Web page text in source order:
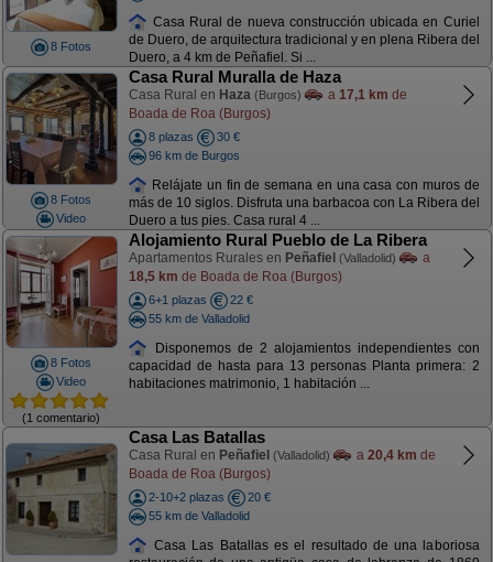
8 Fotos
Casa Rural de nueva construcción ubicada en Curiel
de Duero, de arquitectura tradicional y en plena Ribera del
Duero, a 4 km de Peñafiel. Si ...
8 Fotos
Video
Casa Rural Muralla de Haza
Casa Rural en Haza (Burgos) a 17,1 km de
Boada de Roa (Burgos)
8 plazas
30 €
96 km de Burgos
Relájate un fin de semana en una casa con muros de
más de 10 siglos. Disfruta una barbacoa con La Ribera del
Duero a tus pies. Casa rural 4 ...
8 Fotos
Video
(1 comentario)
Alojamiento Rural Pueblo de La Ribera
Apartamentos Rurales en Peñafiel (Valladolid)
a
18,5 km de Boada de Roa (Burgos)
6+1 plazas
22 €
55 km de Valladolid
Disponemos de 2 alojamientos independientes con
capacidad de hasta para 13 personas Planta primera: 2
habitaciones matrimonio, 1 habitación ...
Casa Las Batallas
Casa Rural en Peñafiel (Valladolid) a 20,4 km de
Boada de Roa (Burgos)
2-10+2 plazas
20 €
55 km de Valladolid
Casa Las Batallas es el resultado de una laboriosa